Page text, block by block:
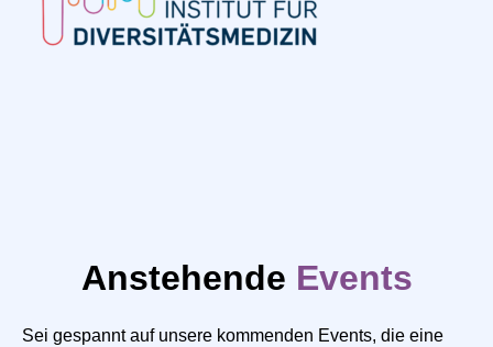
Anstehende Events
Sei gespannt auf unsere kommenden Events, die eine